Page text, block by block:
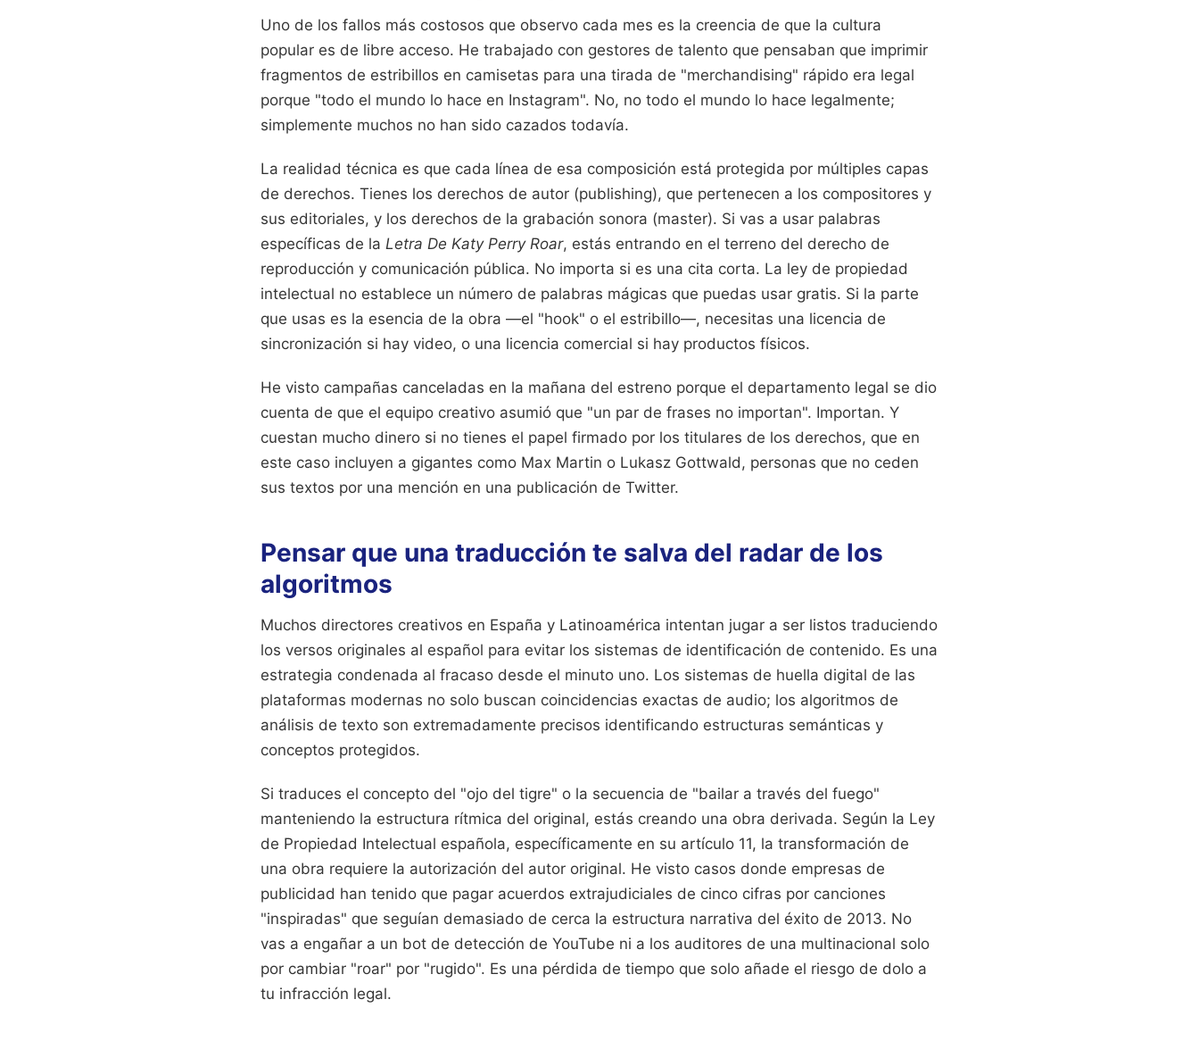
Uno de los fallos más costosos que observo cada mes es la creencia de que la cultura
popular es de libre acceso. He trabajado con gestores de talento que pensaban que imprimir
fragmentos de estribillos en camisetas para una tirada de "merchandising" rápido era legal
porque "todo el mundo lo hace en Instagram". No, no todo el mundo lo hace legalmente;
simplemente muchos no han sido cazados todavía.
La realidad técnica es que cada línea de esa composición está protegida por múltiples capas
de derechos. Tienes los derechos de autor (publishing), que pertenecen a los compositores y
sus editoriales, y los derechos de la grabación sonora (master). Si vas a usar palabras
específicas de la Letra De Katy Perry Roar, estás entrando en el terreno del derecho de
reproducción y comunicación pública. No importa si es una cita corta. La ley de propiedad
intelectual no establece un número de palabras mágicas que puedas usar gratis. Si la parte
que usas es la esencia de la obra —el "hook" o el estribillo—, necesitas una licencia de
sincronización si hay video, o una licencia comercial si hay productos físicos.
He visto campañas canceladas en la mañana del estreno porque el departamento legal se dio
cuenta de que el equipo creativo asumió que "un par de frases no importan". Importan. Y
cuestan mucho dinero si no tienes el papel firmado por los titulares de los derechos, que en
este caso incluyen a gigantes como Max Martin o Lukasz Gottwald, personas que no ceden
sus textos por una mención en una publicación de Twitter.
Pensar que una traducción te salva del radar de los
algoritmos
Muchos directores creativos en España y Latinoamérica intentan jugar a ser listos traduciendo
los versos originales al español para evitar los sistemas de identificación de contenido. Es una
estrategia condenada al fracaso desde el minuto uno. Los sistemas de huella digital de las
plataformas modernas no solo buscan coincidencias exactas de audio; los algoritmos de
análisis de texto son extremadamente precisos identificando estructuras semánticas y
conceptos protegidos.
Si traduces el concepto del "ojo del tigre" o la secuencia de "bailar a través del fuego"
manteniendo la estructura rítmica del original, estás creando una obra derivada. Según la Ley
de Propiedad Intelectual española, específicamente en su artículo 11, la transformación de
una obra requiere la autorización del autor original. He visto casos donde empresas de
publicidad han tenido que pagar acuerdos extrajudiciales de cinco cifras por canciones
"inspiradas" que seguían demasiado de cerca la estructura narrativa del éxito de 2013. No
vas a engañar a un bot de detección de YouTube ni a los auditores de una multinacional solo
por cambiar "roar" por "rugido". Es una pérdida de tiempo que solo añade el riesgo de dolo a
tu infracción legal.